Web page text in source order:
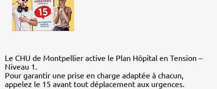
Le CHU de Montpellier active le Plan Hôpital en Tension –
Niveau 1.
Pour garantir une prise en charge adaptée à chacun,
appelez le 15 avant tout déplacement aux urgences.